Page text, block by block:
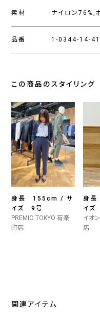
素材 ナイロン76%,
品番 1-0344-14-
この商品のスタイリング
身長 155cm / サ
イズ 9号
PREMIO TOKYO 有楽
町店
身
イ
イオ
店
関連アイテム